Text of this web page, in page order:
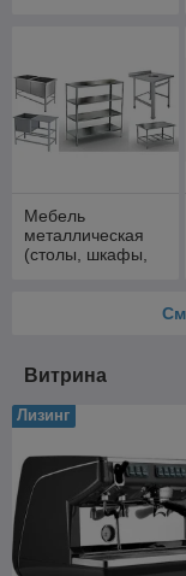
Мебель
металлическая
(столы, шкафы,
Витрина
Лизинг